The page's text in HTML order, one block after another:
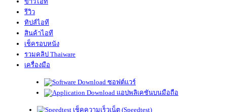
รีวิว
ทิปส์ไอที
สินค้าไอที
เช็ครอบหนัง
รวมคลิป Thaiware
เครื่องมือ
ซอฟต์แวร์
แอปพลิเคชันบนมือถือ
เช็คความเร็วเน็ต (Speedtest)